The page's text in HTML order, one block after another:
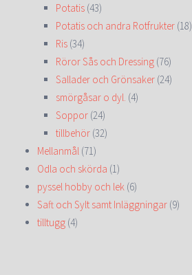
Potatis (43)
Potatis och andra Rotfrukter (18)
Ris (34)
Röror Sås och Dressing (76)
Sallader och Grönsaker (24)
smörgåsar o dyl. (4)
Soppor (24)
tillbehör (32)
Mellanmål (71)
Odla och skörda (1)
pyssel hobby och lek (6)
Saft och Sylt samt Inläggningar (9)
tilltugg (4)